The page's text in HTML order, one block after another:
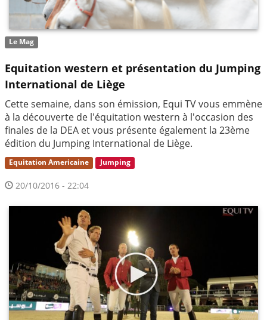
Le Mag
Equitation western et présentation du Jumping
International de Liège
Cette semaine, dans son émission, Equi TV vous emmène
à la découverte de l'équitation western à l'occasion des
finales de la DEA et vous présente également la 23ème
édition du Jumping International de Liège.
Equitation Americaine Jumping
20/10/2016 - 22:04